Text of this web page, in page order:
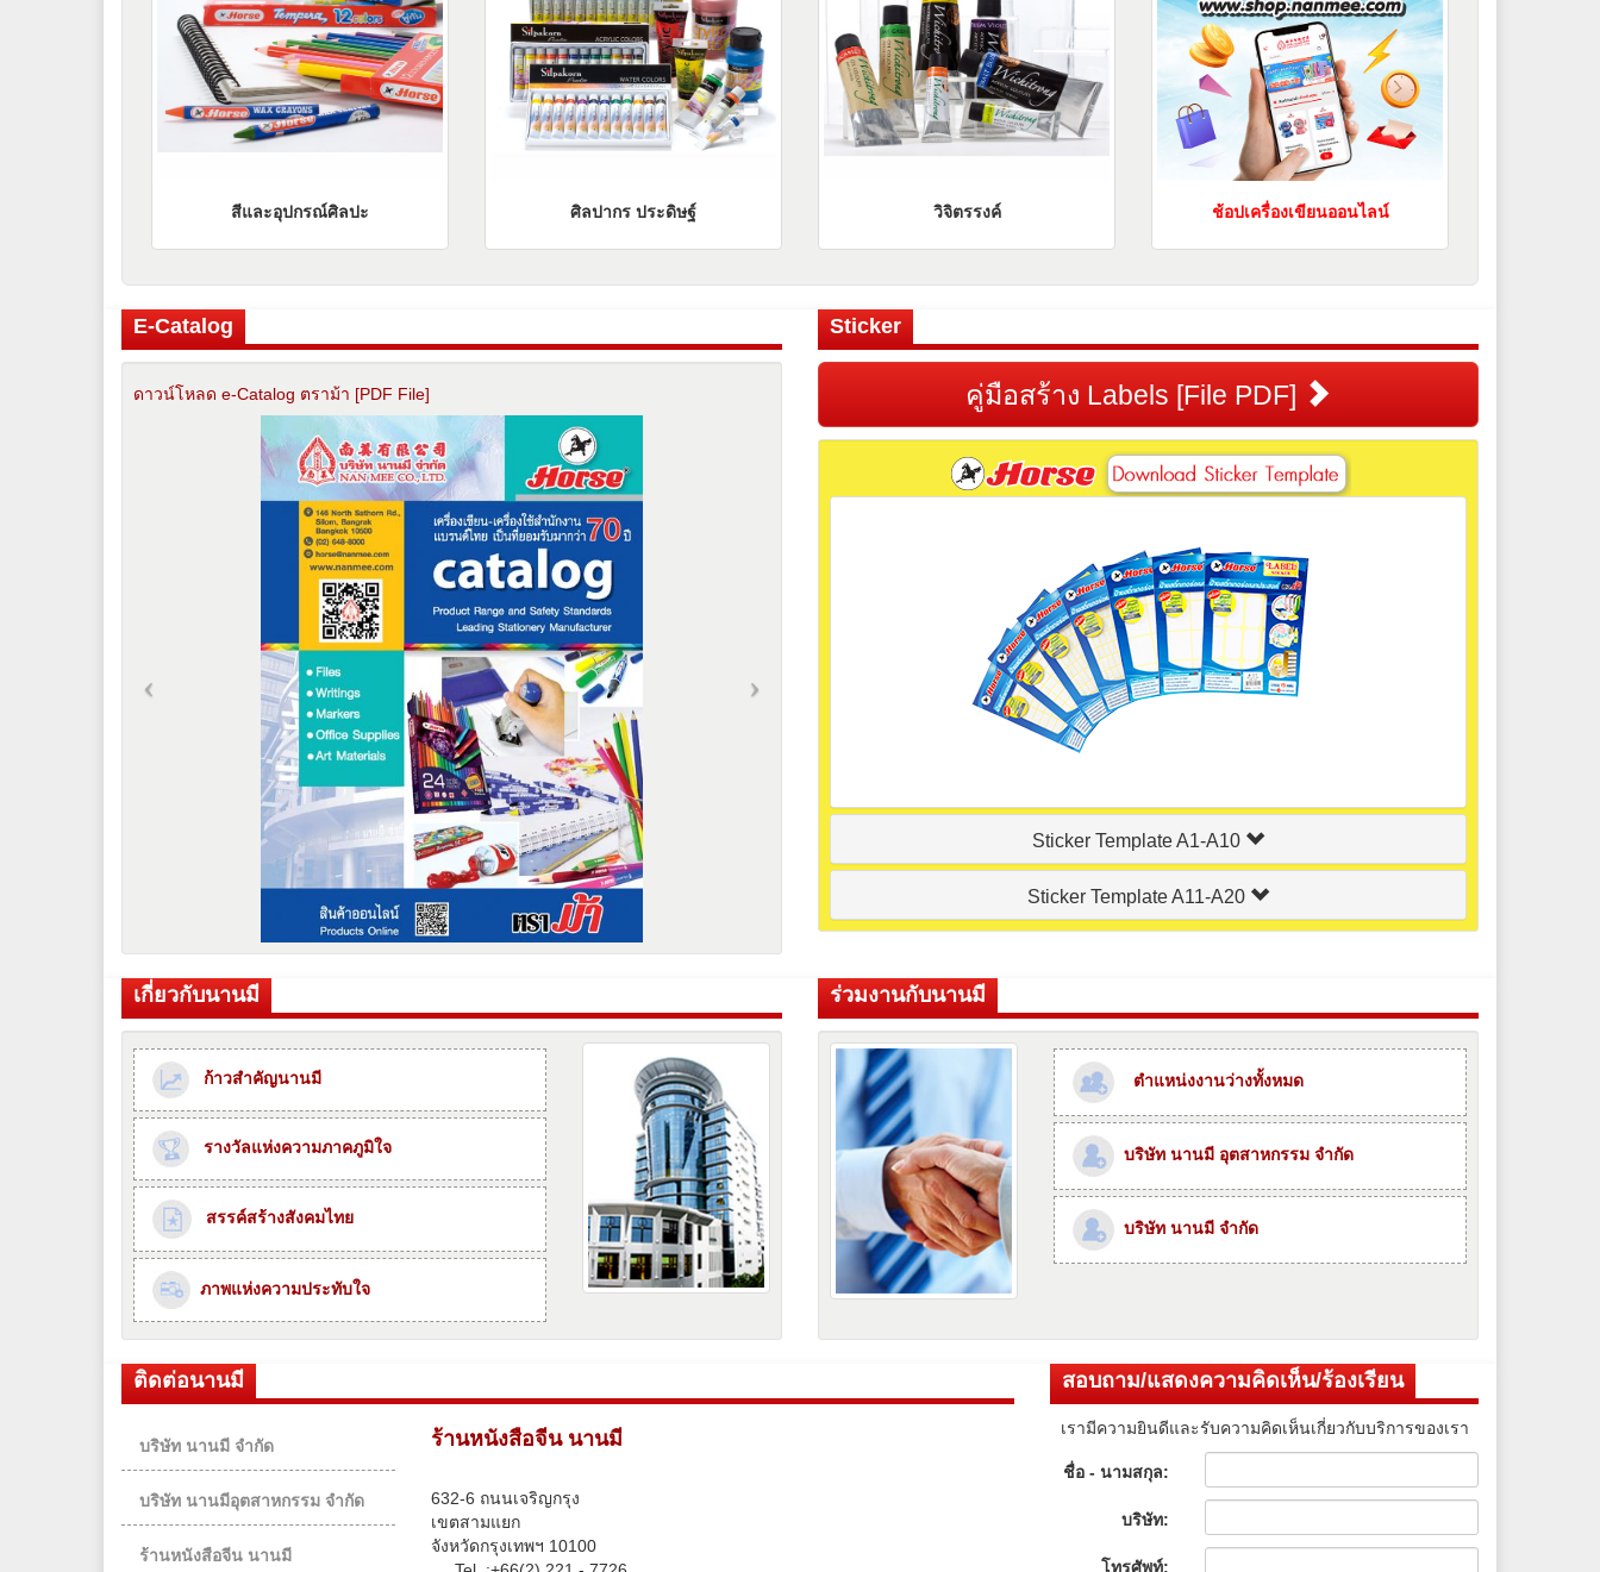
สีและอุปกรณ์ศิลปะ ศิลปากร ประดิษฐ์ วิจิตรรงค์ ช้อปเครื่องเขียนออนไลน์
E-Catalog
ดาวน์โหลด e-Catalog ตราม้า [PDF File]
Sticker
คู่มือสร้าง Labels [File PDF]
Sticker Template A1-A10
Sticker Template A11-A20
เกี่ยวกับนานมี
ก้าวสำคัญนานมี
รางวัลแห่งความภาคภูมิใจ
สรรค์สร้างสังคมไทย
ภาพแห่งความประทับใจ
ร่วมงานกับนานมี
ตำแหน่งงานว่างทั้งหมด
บริษัท นานมี อุตสาหกรรม จำกัด
บริษัท นานมี จำกัด
ติดต่อนานมี
บริษัท นานมี จำกัด
บริษัท นานมีอุตสาหกรรม จำกัด
ร้านหนังสือจีน นานมี
ร้านหนังสือจีน นานมี
632-6 ถนนเจริญกรุง
เขตสามแยก
จังหวัดกรุงเทพฯ 10100
Tel. :
+66(2) 221 - 7726
สอบถาม/แสดงความคิดเห็น/ร้องเรียน
เรามีความยินดีและรับความคิดเห็นเกี่ยวกับบริการของเรา
ชื่อ - นามสกุล:
บริษัท:
โทรศัพท์: